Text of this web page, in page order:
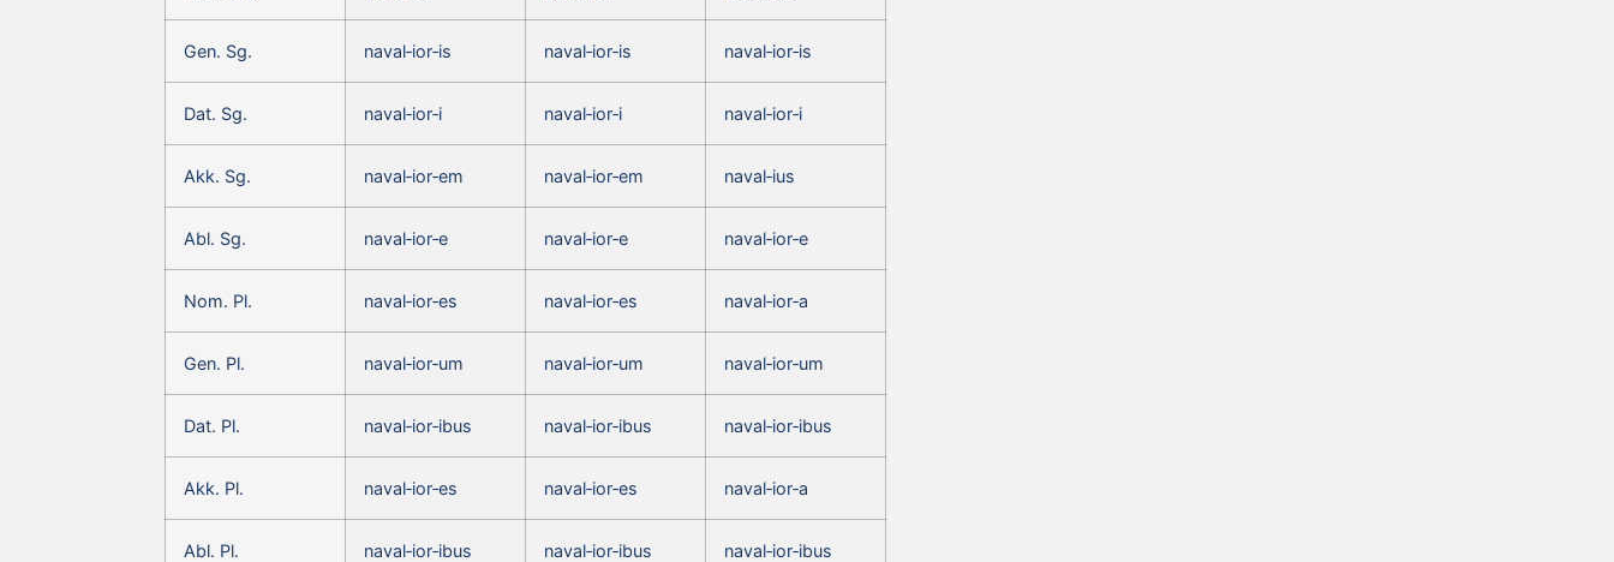
Gen. Sg. naval‑ior‑is naval‑ior‑is naval‑ior‑is
Dat. Sg. naval‑ior‑i naval‑ior‑i naval‑ior‑i
Akk. Sg. naval‑ior‑em naval‑ior‑em naval‑ius
Abl. Sg. naval‑ior‑e naval‑ior‑e naval‑ior‑e
Nom. Pl. naval‑ior‑es naval‑ior‑es naval‑ior‑a
Gen. Pl. naval‑ior‑um naval‑ior‑um naval‑ior‑um
Dat. Pl. naval‑ior‑ibus naval‑ior‑ibus naval‑ior‑ibus
Akk. Pl. naval‑ior‑es naval‑ior‑es naval‑ior‑a
Abl. Pl. naval‑ior‑ibus naval‑ior‑ibus naval‑ior‑ibus